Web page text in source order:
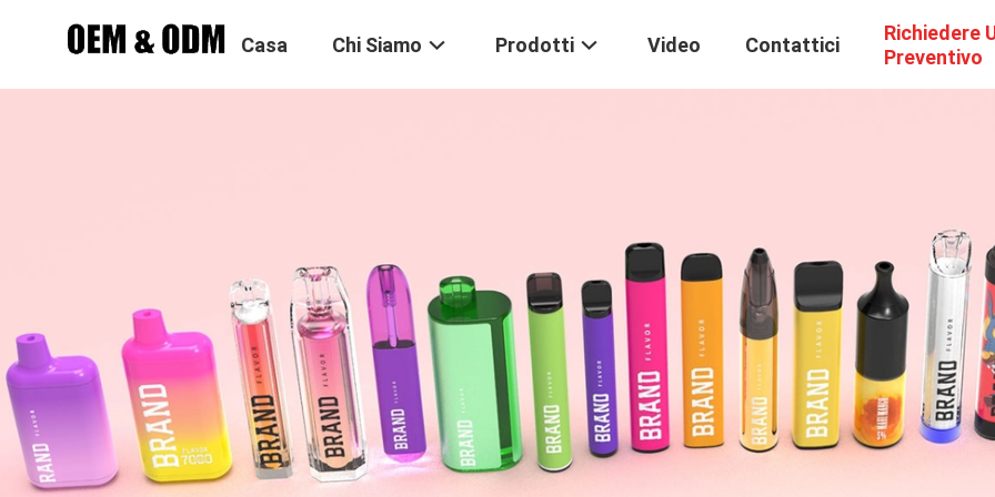
Casa Chi Siamo Prodotti Video Contattici
Richiedere
Preventivo